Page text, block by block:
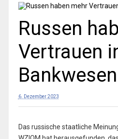
Russen
Vertrauen
Bankwesen
6. Dezember 2023
Das russische staatliche